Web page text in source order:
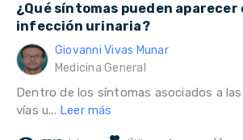
¿Qué síntomas pueden aparecer
infección urinaria?
Giovanni Vivas Munar
Medicina General
Dentro de los síntomas asociados a
vías u... Leer más